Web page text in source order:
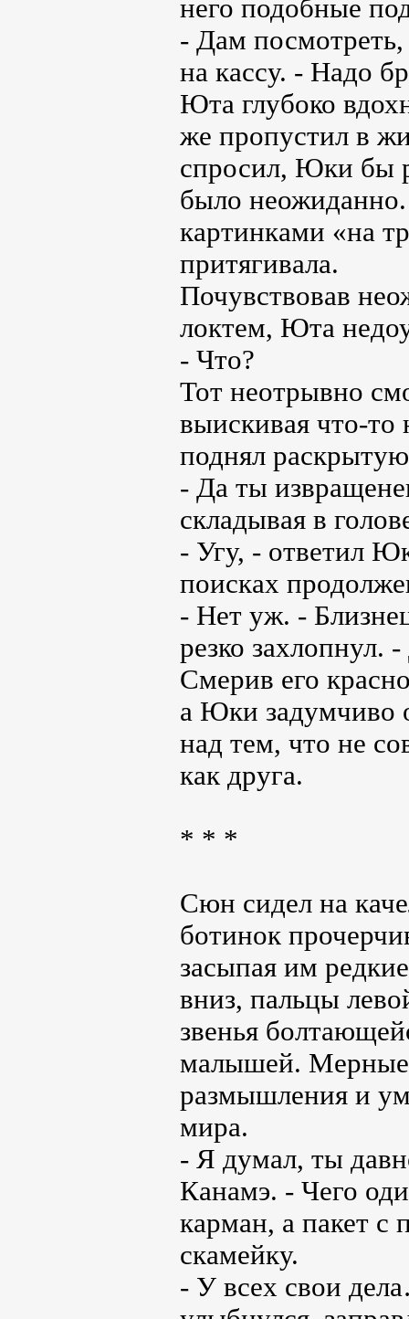
него подобные
- Дам
на кассу. - Надо
Юта глубоко
же пропустил в
спросил, Юки бы
было
картинками «на
притягивала.
Почувствовав
локтем, Юта
- Что?
Тот неотрывно
выискивая что-то
поднял
- Да ты
складывая в
- Угу, - ответил
поисках
- Нет уж. -
резко захлопнул.
Смерив его
а Юки задумчиво
над тем, что не
как друга.
* * *
Сюн сидел на
ботинок
засыпая им
вниз, пальцы
звенья
малышей. Мерные
размышления и
мира.
- Я думал, ты
Канамэ. - Чего
карман, а пакет с
скамейку.
- У всех свои